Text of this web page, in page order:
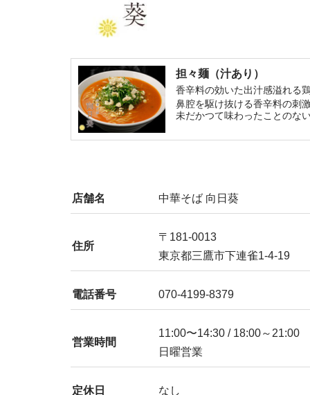
担々麺（汁あり）
香辛料の効いた出汁感溢れる
鼻腔を駆け抜ける香辛料の刺
未だかつて味わったことのな
店舗名 中華そば 向日葵
住所
〒181-0013
東京都三鷹市下連雀1-4-19
電話番号 070-4199-8379
営業時間
11:00〜14:30 / 18:00～21:00
日曜営業
定休日 なし